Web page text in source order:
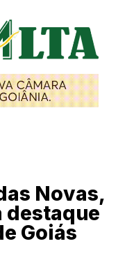
Novas,
destaque
Goiás